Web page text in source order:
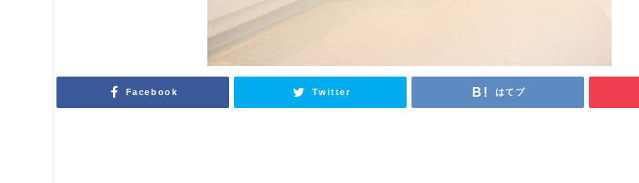
Facebook Twitter はてブ